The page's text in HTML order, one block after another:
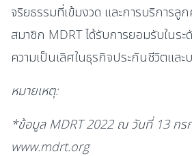
จริยธรรมที่เข้มงวด และการบริการลูก
สมาชิก MDRT ได้รับการยอมรับในร
ความเป็นเลิศในธุรกิจประกันชีวิตและ
หมายเหตุ:
*ข้อมูล MDRT 2022 ณ วันที่ 13 กร
www.mdrt.org